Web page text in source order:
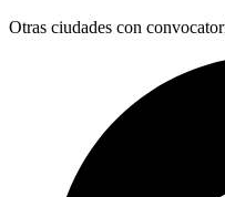
Otras ciudades con